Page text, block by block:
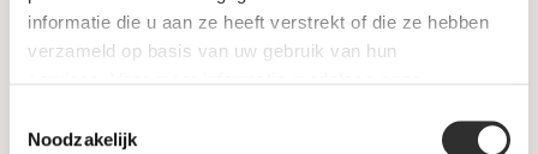
informatie die u aan ze heeft verstrekt of die ze hebben
verzameld op basis van uw gebruik van hun
Noodzakelijk
PRE-OWNED
Maatwerk